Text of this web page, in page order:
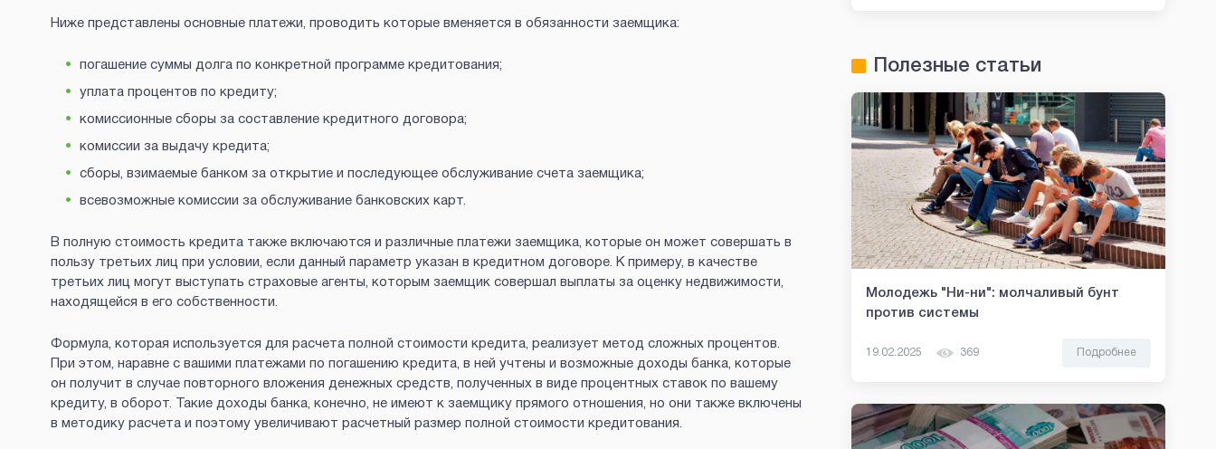
Ниже представлены основные платежи, проводить которые вменяется в обязанности заемщика:
погашение суммы долга по конкретной программе кредитования;
уплата процентов по кредиту;
комиссионные сборы за составление кредитного договора;
комиссии за выдачу кредита;
сборы, взимаемые банком за открытие и последующее обслуживание счета заемщика;
всевозможные комиссии за обслуживание банковских карт.
В полную стоимость кредита также включаются и различные платежи заемщика, которые он может совершать в
пользу третьих лиц при условии, если данный параметр указан в кредитном договоре. К примеру, в качестве
третьих лиц могут выступать страховые агенты, которым заемщик совершал выплаты за оценку недвижимости,
находящейся в его собственности.
Формула, которая используется для расчета полной стоимости кредита, реализует метод сложных процентов.
При этом, наравне с вашими платежами по погашению кредита, в ней учтены и возможные доходы банка, которые
он получит в случае повторного вложения денежных средств, полученных в виде процентных ставок по вашему
кредиту, в оборот. Такие доходы банка, конечно, не имеют к заемщику прямого отношения, но они также включены
в методику расчета и поэтому увеличивают расчетный размер полной стоимости кредитования.
Полезные статьи
Молодежь "Ни-ни": молчаливый бунт
против системы
19.02.2025 369 Подробнее